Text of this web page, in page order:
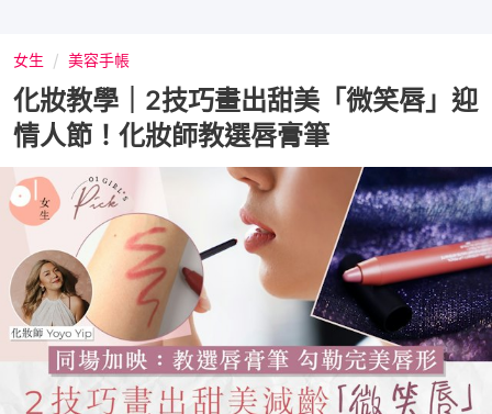
女生 美容手帳
化妝教學｜2技巧畫出甜美「微笑唇」迎
情人節！化妝師教選唇膏筆